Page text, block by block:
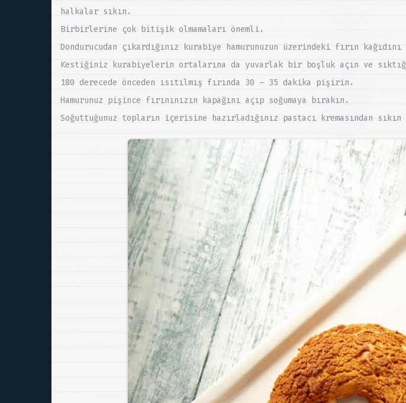
halkalar sıkın.
Birbirlerine çok bitişik olmamaları önemli.
Dondurucudan çıkardığınız kurabiye hamurunuzun üzerindeki fırın
Kestiğiniz kurabiyelerin ortalarına da yuvarlak bir boşluk açın ve
180 derecede önceden ısıtılmış fırında 30 – 35 dakika pişirin.
Hamurunuz pişince fırınınızın kapağını açıp soğumaya bırakın.
Soğuttuğunuz topların içerisine hazırladığınız pastacı kremasından